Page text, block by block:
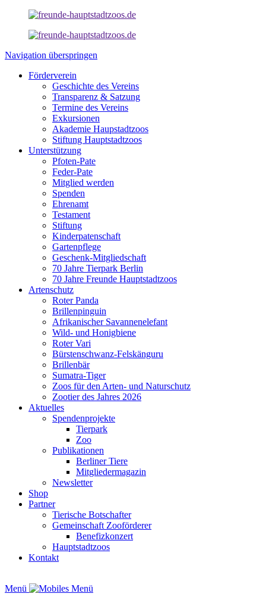
Navigation überspringen
Förderverein
Geschichte des Vereins
Transparenz & Satzung
Termine des Vereins
Exkursionen
Akademie Haupstadtzoos
Stiftung Hauptstadtzoos
Unterstützung
Pfoten-Pate
Feder-Pate
Mitglied werden
Spenden
Ehrenamt
Testament
Stiftung
Kinderpatenschaft
Gartenpflege
Geschenk-Mitgliedschaft
70 Jahre Tierpark Berlin
70 Jahre Freunde Hauptstadtzoos
Artenschutz
Roter Panda
Brillenpinguin
Afrikanischer Savannenelefant
Wild- und Honigbiene
Roter Vari
Bürstenschwanz-Felskänguru
Brillenbär
Sumatra-Tiger
Zoos für den Arten- und Naturschutz
Zootier des Jahres 2026
Aktuelles
Spendenprojekte
Tierpark
Zoo
Publikationen
Berliner Tiere
Mitgliedermagazin
Newsletter
Shop
Partner
Tierische Botschafter
Gemeinschaft Zooförderer
Benefizkonzert
Hauptstadtzoos
Kontakt
Menü